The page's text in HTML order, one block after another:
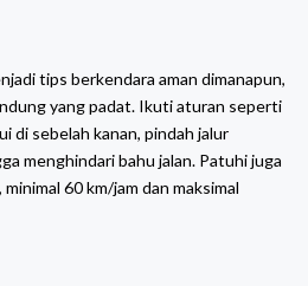
tips berkendara aman dimanapun,
yang padat. Ikuti aturan seperti
di sebelah kanan, pindah jalur
menghindari bahu jalan. Patuhi juga
60 km/jam dan maksimal